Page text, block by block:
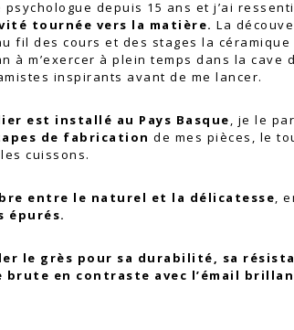
psychologue depuis 15 ans et j’ai
tournée vers la matière. La
fil des cours et des stages la
à m’exercer à plein temps dans la cave
inspirants avant de me lancer.
est installé au Pays Basque, je le
de fabrication de mes pièces, le
cuissons.
entre le naturel et la délicatesse,
épurés.
le grès pour sa durabilité, sa
brute en contraste avec l’émail